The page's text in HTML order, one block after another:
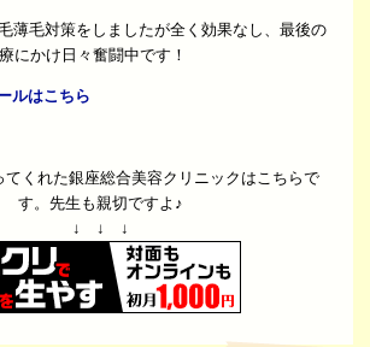
薄毛対策をしましたが全く効果なし、最後の
にかけ日々奮闘中です！
ルはこちら
てくれた銀座総合美容クリニックはこちらで
す。先生も親切ですよ♪
↓ ↓ ↓